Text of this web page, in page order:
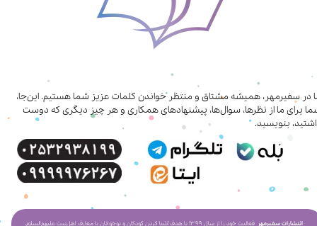
در سفیرمهر، همیشه مشتاق و منتظر خواندن کلمات عزیز شما هستیم. این‌جا،
برای ما از نظرها، سوال‌ها، پیشنهادهای همکاری‌ و هر چیز دیگری که دوست
بنویسید.
انتشارات سفیرمهر فعالیت خود را از سال ۱۳۹۹ با هدف آشنا کردن کودکان و نوجوانان با معارف اهل‌بیت علیهم‌السلام،